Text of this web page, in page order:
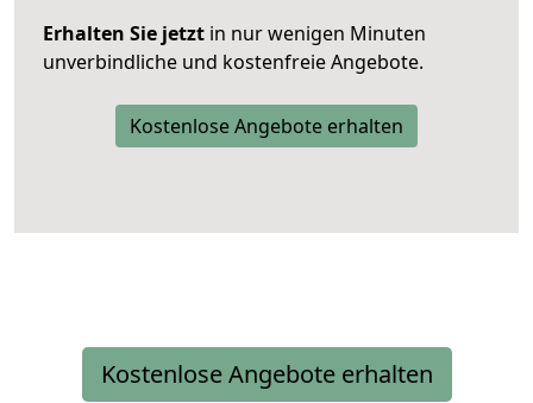
Erhalten Sie jetzt in nur wenigen Minuten
unverbindliche und kostenfreie Angebote.
Kostenlose Angebote erhalten
Kostenlose Angebote erhalten